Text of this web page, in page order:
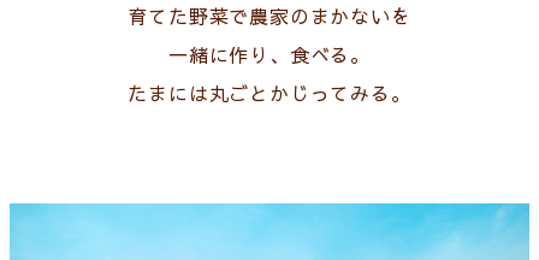
育てた野菜で農家のまかないを
一緒に作り、食べる。
たまには丸ごとかじってみる。